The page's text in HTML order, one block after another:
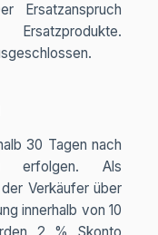
Ersatzanspruch
30 Tagen nach
erfolgen. Als
Verkäufer über
innerhalb von 10